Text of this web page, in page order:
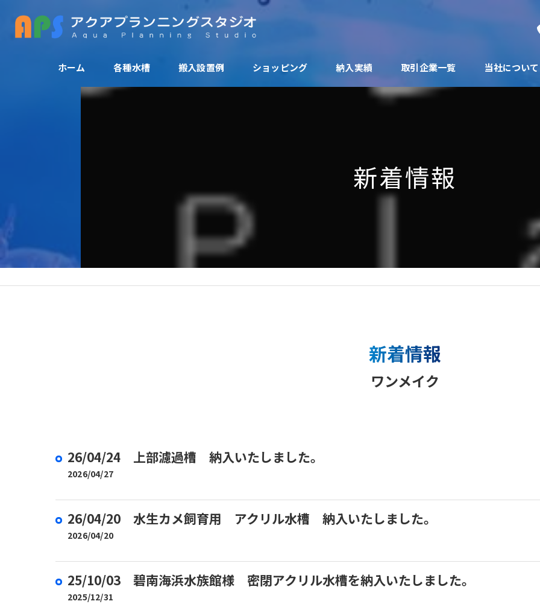
ホーム 各種水槽 搬入設置例 ショッピング 納入実績 取引企業一覧 当社について
新着情報
新着情報
ワンメイク
26/04/24 上部濾過槽 納入いたしました。
2026/04/27
26/04/20 水生カメ飼育用 アクリル水槽 納入いたしました。
2026/04/20
25/10/03 碧南海浜水族館様 密閉アクリル水槽を納入いたしました。
2025/12/31